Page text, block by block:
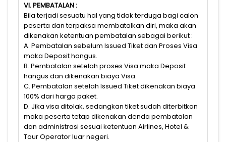
VI. PEMBATALAN :
Bila terjadi sesuatu hal yang tidak terduga bagi calon
peserta dan terpaksa membatalkan diri, maka akan
dikenakan ketentuan pembatalan sebagai berikut :
A. Pembatalan sebelum Issued Tiket dan Proses Visa
maka Deposit hangus.
B. Pembatalan setelah proses Visa maka Deposit
hangus dan dikenakan biaya Visa.
C. Pembatalan setelah Issued Tiket dikenakan biaya
100% dari harga paket.
D. Jika visa ditolak, sedangkan tiket sudah diterbitkan
maka peserta tetap dikenakan denda pembatalan
dan administrasi sesuai ketentuan Airlines, Hotel &
Tour Operator luar negeri.